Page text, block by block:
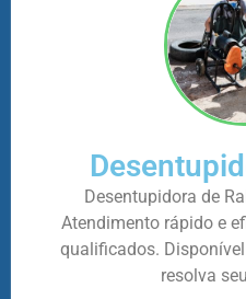
Desentupidora de
Atendimento rápido e
qualificados.
resolva